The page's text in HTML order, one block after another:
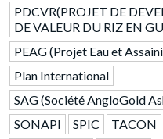
PDCVR(PROJET DE
DE VALEUR DU RIZ EN
PEAG (Projet Eau et
Plan International
SAG (Société AngloGold
SONAPI
SPIC TACON